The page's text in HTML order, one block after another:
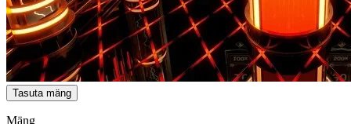
Tasuta mäng
Mäng